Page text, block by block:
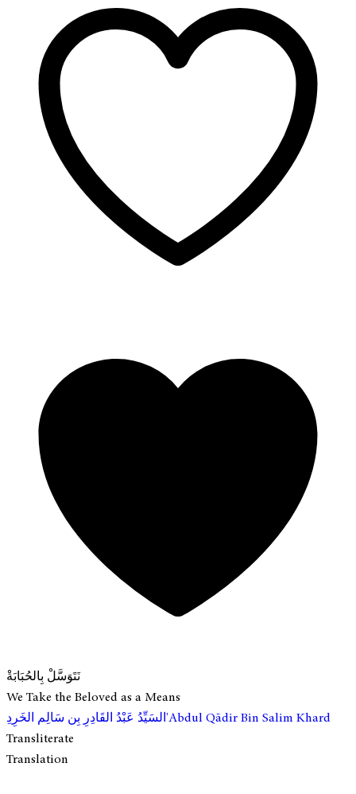
نَتَوَسَّلْ بِالحُبَابَةْ
We Take the Beloved as a Means
السَيِّدُ عَبْدُ القَادِرِ بِن سَالِم الخَرِدِ'Abdul Qādir Bin Salim Khard
Transliterate
Translation